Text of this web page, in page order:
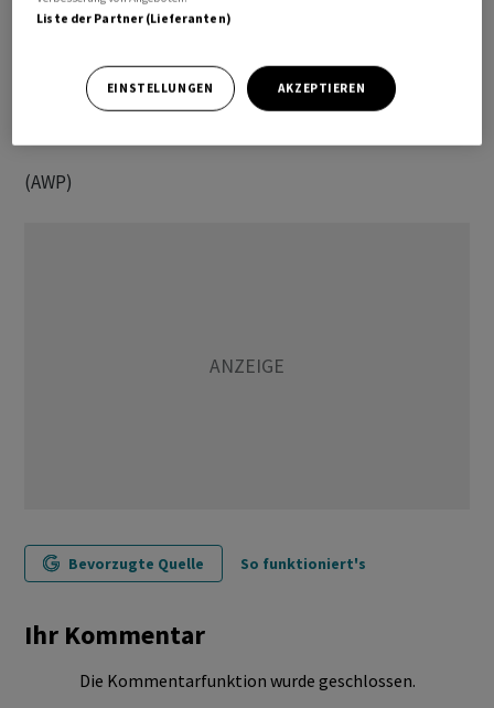
Verträgen. Regeln über staatliche Beihilfen sollen nach
gelten und keine horizontale Wirkung haben.
(AWP)
Bevorzugte Quelle So funktioniert's
Ihr Kommentar
Die Kommentarfunktion wurde geschlossen.
Liste der Partner (Lieferanten)
EINSTELLUNGEN AKZEPTIEREN